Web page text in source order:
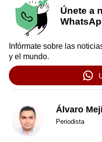
Únete a
Infórmate sobre las
y el mundo.
Álvaro
Periodista